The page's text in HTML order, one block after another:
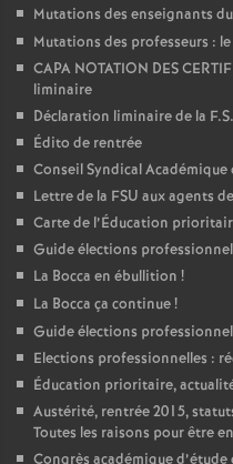
Mutations des enseignants
Mutations des professeurs :
CAPA NOTATION DES
liminaire
Déclaration liminaire de la
Édito de rentrée
Conseil Syndical
Lettre de la FSU aux agents
Carte de l’Éducation
Guide élections
La Bocca en ébullition !
La Bocca ça continue!
Guide élections
Elections professionnelles :
Éducation prioritaire,
Austérité, rentrée 2015,
Toutes les raisons pour être